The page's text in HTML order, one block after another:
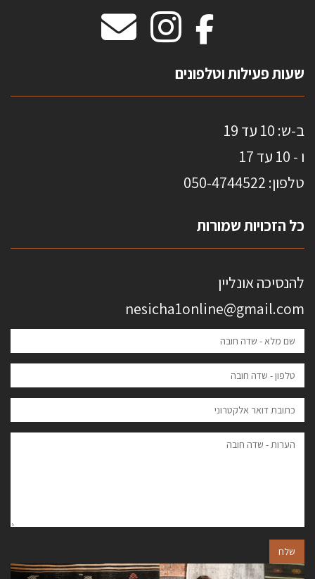
מדבקות אנטי סאן
שעות פעילות וטלפונים
ב-ש: 10 עד 19
ו - 10 עד 17
טלפון: 0 50-4744522
כל הזכויות שמורות
להנסיכה אונליין
nesicha1online@gmail.com
שלח